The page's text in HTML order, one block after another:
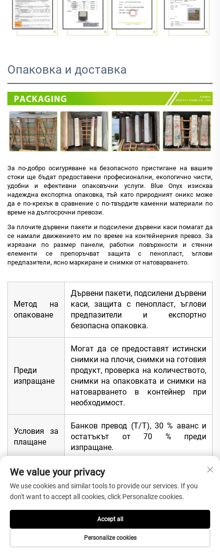
Опаковка и доставка
За по-добро осигуряване на безопасното пристигане на вашите
стоки ще бъдат предоставени професионални, екологично чисти,
удобни и ефективни опаковъчни услуги. Blue Onyx изисква
надеждна експортна опаковка, тъй като природният оникс може
да е по-крехък в сравнение с по-твърдите каменни материали по
време на дългосрочни превози.
За плочите дървени пакети и подсилени дървени каси помагат да
се намали движението им по време на контейнерния превоз. За
изрязани по размер панели, работни повърхности и стенни
елементи се препоръчват защита с пенопласт, ъглови
предпазители, ясно маркиране и снимки от натоварването.
Метод на
опаковане
Дървени пакети, подсилени дървени
каси, защита с пенопласт, ъглови
предпазители и експортно
безопасна опаковка.
Преди
изпращане
Могат да се предоставят истински
снимки на плочи, снимки на готовия
продукт, проверка на количеството,
снимки на опаковката и снимки на
натоварването в контейнер при
необходимост.
Условия за
плащане
Банков превод (T/T), 30 % аванс и
остатъкът от 70 % преди
изпращане.
Окончателна препоръка за
купувачите на син онекс
Изберете син онекс, ако проектът ви изисква луксозен
We value your privacy
We use cookies and similar tools to provide our services. If you
don't want to accept all cookies, click Personalize cookies.
Personalize cookies
Accept all